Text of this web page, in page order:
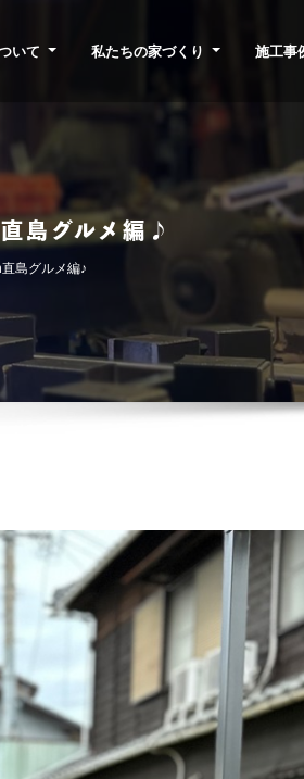
いて 私たちの家づくり 施工事
島グルメ編♪
島グルメ編♪